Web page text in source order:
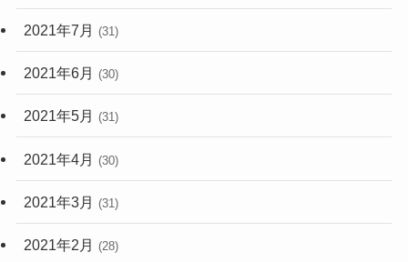
2021年7月 (31)
2021年6月 (30)
2021年5月 (31)
2021年4月 (30)
2021年3月 (31)
2021年2月 (28)